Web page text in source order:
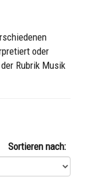
oder
Rubrik Musik
Sortieren nach: